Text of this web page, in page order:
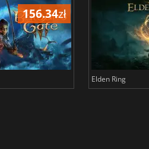
156.34zł
Elden Ring